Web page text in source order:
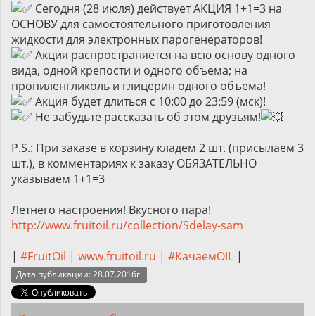
Сегодня (28 июля) действует АКЦИЯ 1+1=3 на
ОСНОВУ для самостоятельного приготовления
жидкости для электронных парогенераторов!
Акция распространяется на всю основу одного
вида, одной крепости и одного объема; на
пропиленгликоль и глицерин одного объема!
Акция будет длиться с 10:00 до 23:59 (мск)!
Не забудьте рассказать об этом друзьям!
P.S.: При заказе в корзину кладем 2 шт. (присылаем 3
шт.), в комментариях к заказу ОБЯЗАТЕЛЬНО
указываем 1+1=3
Летнего настроения! Вкусного пара!
http://www.fruitoil.ru/collection/Sdelay-sam
| #FruitOil | www.fruitoil.ru | #КачаемOIL |
Дата публикации: 28.07.2016г.